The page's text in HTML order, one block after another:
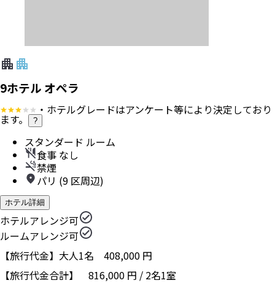
9ホテル オペラ
・ホテルグレードはアンケート等により決定しており
ます。 ?
スタンダード ルーム
食事 なし
禁煙
パリ (9 区周辺)
ホテル詳細
ホテルアレンジ可
ルームアレンジ可
【旅行代金】大人1名 408,000 円
【旅行代金合計】 816,000 円 / 2名1室